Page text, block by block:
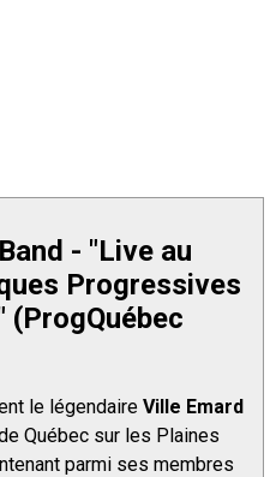
- "Live au
Progressives
le légendaire Ville Emard
Québec sur les Plaines
parmi ses membres